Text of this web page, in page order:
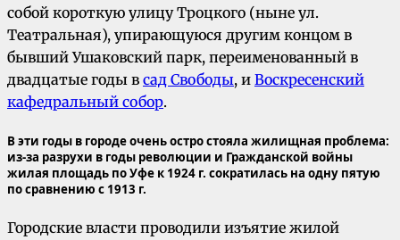
собой короткую улицу Троцкого (ныне ул.
Театральная), упирающуюся другим концом в
бывший Ушаковский парк, переименованный в
двадцатые годы в сад Свободы, и Воскресенский
кафедральный собор.
В эти годы в городе очень остро стояла жилищная проблема:
из-за разрухи в годы революции и Гражданской войны
жилая площадь по Уфе к 1924 г. сократилась на одну пятую
по сравнению с 1913 г.
Городские власти проводили изъятие жилой